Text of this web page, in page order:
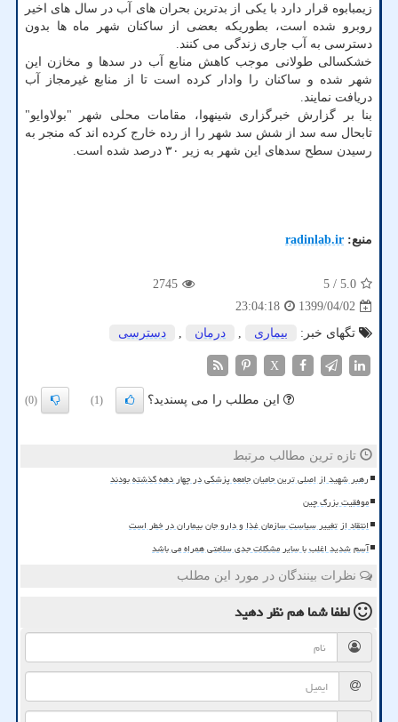
زیمبابوه قرار دارد با یکی از بدترین بحران های آب در سال های اخیر
روبرو شده است، بطوریکه بعضی از ساکنان شهر ماه ها بدون
دسترسی به آب جاری زندگی می کنند.
خشکسالی طولانی موجب کاهش منابع آب در سدها و مخازن این
شهر شده و ساکنان را وادار کرده است تا از منابع غیرمجاز آب
دریافت نمایند.
بنا بر گزارش خبرگزاری شینهوا، مقامات محلی شهر "بولاوایو"
تابحال سه سد از شش سد شهر را از رده خارج کرده اند که منجر به
رسیدن سطح سدهای این شهر به زیر ۳۰ درصد شده است.
منبع: radinlab.ir
5.0
/ 5
2745
1399/04/02
23:04:18
تگهای خبر:
بیماری , درمان , دسترسی
X
این مطلب را می پسندید؟ (1)
(0)
تازه ترین مطالب مرتبط
رهبر شهید از اصلی ترین حامیان جامعه پزشکی در چهار دهه گذشته بودند
موفقیت بزرگ چین
انتقاد از تغییر سیاست سازمان غذا و دارو جان بیماران در خطر است
آسم شدید اغلب با سایر مشکلات جدی سلامتی همراه می باشد
نظرات بینندگان در مورد این مطلب
لطفا شما همنظر دهید